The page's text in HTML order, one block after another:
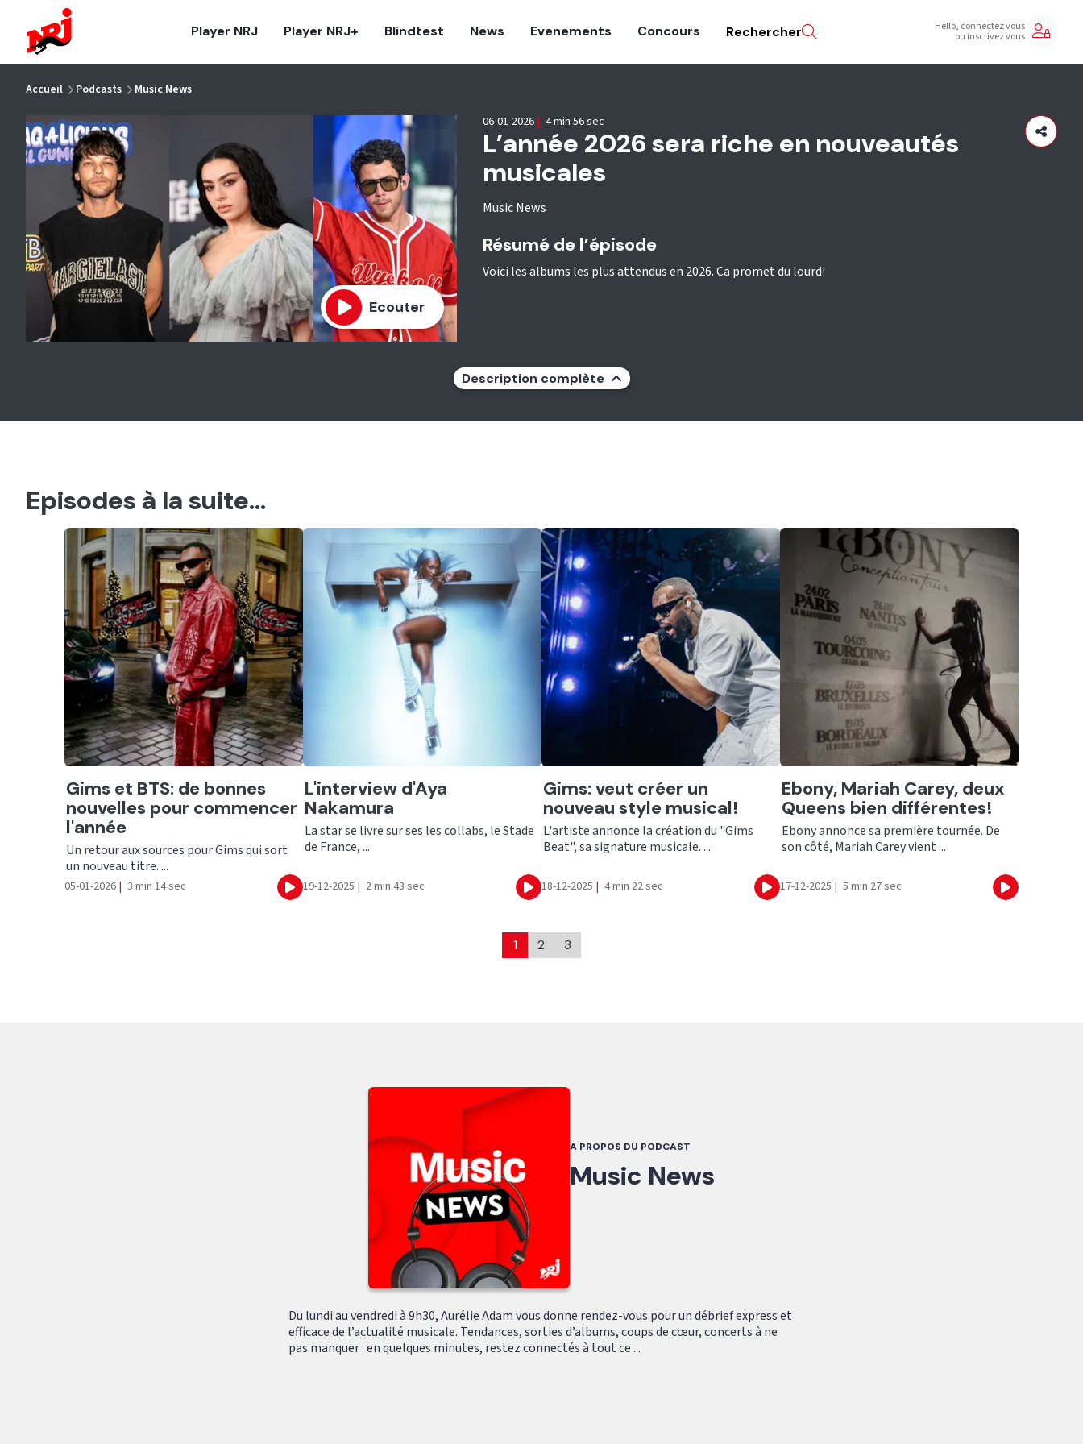
Player NRJ Player NRJ+ Blindtest News Evenements Concours Rechercher Hello, connectez vous
ou inscrivez vous
Accueil Podcasts Music News
Ecouter
L’année 2026 sera riche en nouveautés
musicales
Music News
06-01-2026 | 4 min 56 sec
Résumé de l’épisode
Voici les albums les plus attendus en 2026. Ca promet du lourd!
Description complète
Episodes à la suite...
Ecouter
Gims et BTS: de bonnes
nouvelles pour commencer
l'année
Un retour aux sources pour Gims qui sort
un nouveau titre. ...
05-01-2026 | 3 min 14 sec Ecouter
Ecouter
L'interview d'Aya
Nakamura
La star se livre sur ses les collabs, le Stade
de France, ...
19-12-2025 | 2 min 43 sec Ecouter
Ecouter
Gims: veut créer un
nouveau style musical!
L'artiste annonce la création du "Gims
Beat", sa signature musicale. ...
18-12-2025 | 4 min 22 sec Ecouter
Ecouter
Ebony, Mariah Carey, deux
Queens bien différentes!
Ebony annonce sa première tournée. De
son côté, Mariah Carey vient ...
17-12-2025 | 5 min 27 sec Ecouter
1 2 3
A PROPOS DU PODCAST
Music News
Du lundi au vendredi à 9h30, Aurélie Adam vous donne rendez-vous pour un débrief express et
efficace de l’actualité musicale. Tendances, sorties d’albums, coups de cœur, concerts à ne
pas manquer : en quelques minutes, restez connectés à tout ce ...